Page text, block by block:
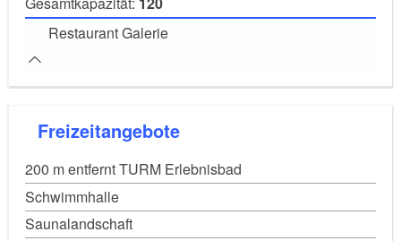
Restaurant Galerie
Freizeitangebote
200 m entfernt TURM Erlebnisbad
Schwimmhalle
Saunalandschaft